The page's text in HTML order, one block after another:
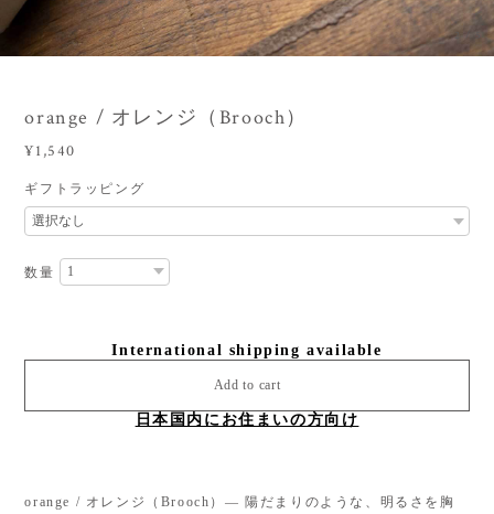
3
orange / オレンジ（Brooch）
¥1,540
ギフトラッピング
数量
International shipping available
Add to cart
日本国内にお住まいの方向け
orange / オレンジ（Brooch）— 陽だまりのような、明るさを胸